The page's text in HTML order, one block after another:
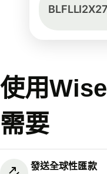
使用
需要
發送全球性匯款